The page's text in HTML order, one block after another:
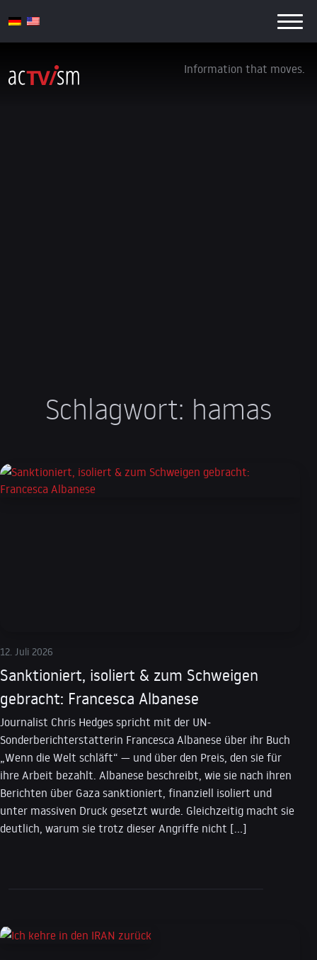
Information that moves.
Schlagwort: hamas
12. Juli 2026
Sanktioniert, isoliert & zum Schweigen
gebracht: Francesca Albanese
Journalist Chris Hedges spricht mit der UN-
Sonderberichterstatterin Francesca Albanese über ihr Buch
„Wenn die Welt schläft“ — und über den Preis, den sie für
ihre Arbeit bezahlt. Albanese beschreibt, wie sie nach ihren
Berichten über Gaza sanktioniert, finanziell isoliert und
unter massiven Druck gesetzt wurde. Gleichzeitig macht sie
deutlich, warum sie trotz dieser Angriffe nicht […]